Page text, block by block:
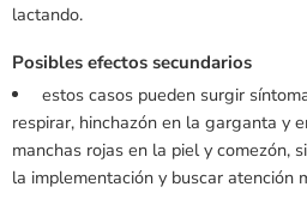
lactando.
Posibles efectos secundarios
estos casos pueden surgir
respirar, hinchazón en la garganta y
manchas rojas en la piel y comezón,
la implementación y buscar atención